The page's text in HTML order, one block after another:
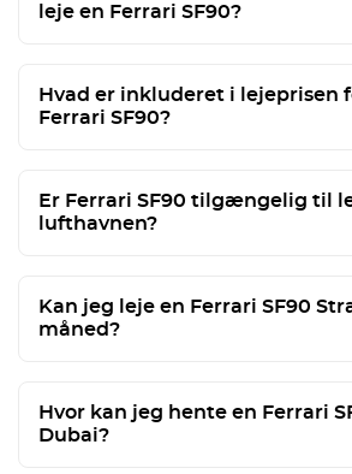
leje en Ferrari SF90?
Hvad er inkluderet i lejeprisen
Ferrari SF90?
Er Ferrari SF90 tilgængelig til
lufthavnen?
Kan jeg leje en Ferrari SF90
måned?
Hvor kan jeg hente en Ferrari
Dubai?